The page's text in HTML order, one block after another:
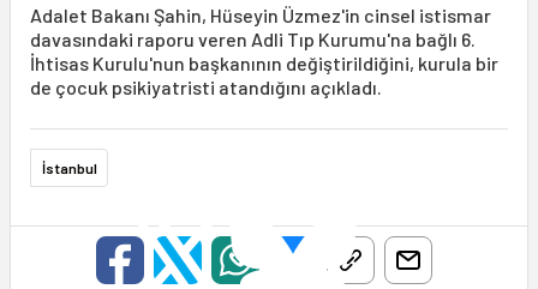
Adalet Bakanı Şahin, Hüseyin Üzmez'in cinsel istismar
davasındaki raporu veren Adli Tıp Kurumu'na bağlı 6.
İhtisas Kurulu'nun başkanının değiştirildiğini, kurula bir
de çocuk psikiyatristi atandığını açıkladı.
İstanbul